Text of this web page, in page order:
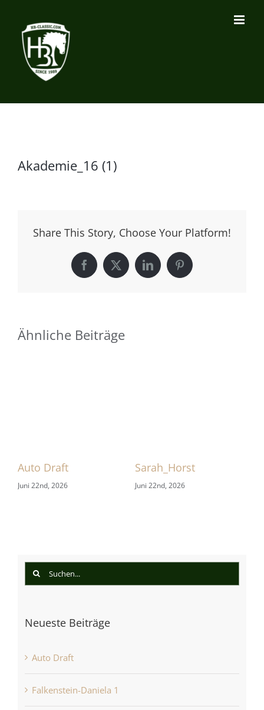
Inhalt
springen
Akademie_16 (1)
Share This Story, Choose Your Platform!
Facebook
X LinkedInPinterest
Ähnliche Beiträge
Auto Draft
Juni 22nd, 2026
Sarah_Horst
Juni 22nd, 2026
Suche
Neueste Beiträge
Auto Draft
Falkenstein-Daniela 1